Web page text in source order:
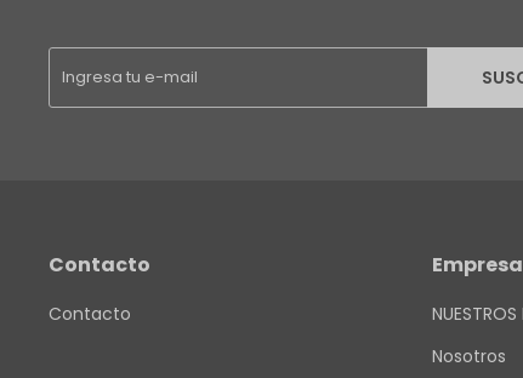
Contacto
Contacto
Empresa
NUESTROS
Nosotros